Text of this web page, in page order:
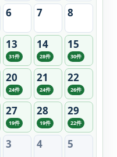
6 7 8
13
31件
14
28件
15
30件
20
24件
21
24件
22
26件
27
19件
28
19件
29
22件
3 4 5